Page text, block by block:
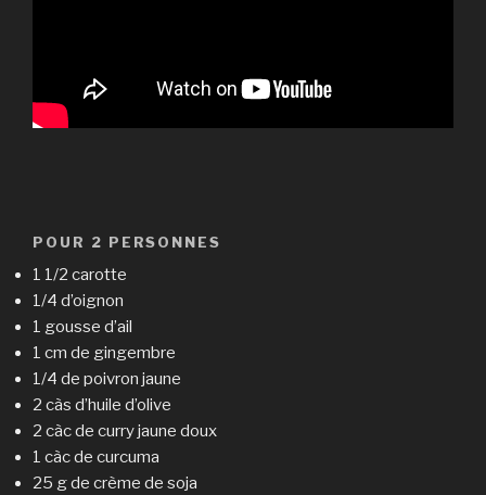
POUR 2 PERSONNES
1 1/2 carotte
1/4 d’oignon
1 gousse d’ail
1 cm de gingembre
1/4 de poivron jaune
2 càs d’huile d’olive
2 càc de curry jaune doux
1 càc de curcuma
25 g de crème de soja